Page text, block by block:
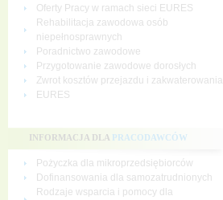
Oferty Pracy w ramach sieci EURES
Rehabilitacja zawodowa osób
niepełnosprawnych
Poradnictwo zawodowe
Przygotowanie zawodowe dorosłych
Zwrot kosztów przejazdu i zakwaterowania
EURES
INFORMACJA DLA PRACODAWCÓW
Pożyczka dla mikroprzedsiębiorców
Dofinansowania dla samozatrudnionych
Rodzaje wsparcia i pomocy dla